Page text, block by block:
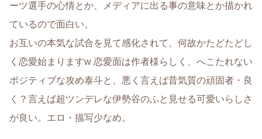
ーツ選手の心情とか、メディアに出る事の意味とか描かれ
ているので面白い。
お互いの本気な試合を見て感化されて、何故かたどたどし
く恋愛始まりますw 恋愛面は作者様らしく、へこたれない
ポジティブな攻め泰斗と、悪く言えば昔気質の頑固者・良
く？言えば超ツンデレな伊勢谷のふと見せる可愛いらしさ
が良い。エロ・描写少なめ。